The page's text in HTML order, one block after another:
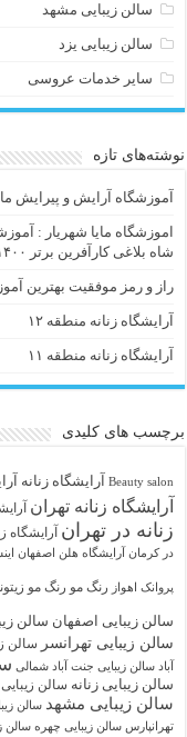
سالن زیبایی مشهد
سالن زیبایی یزد
سایر خدمات عروسی
نوشته‌های تازه
آموزشگاه آرایش و پیرایش
اموزشگاه مایا شهریار :
شاه بلاغی کارآفرین برتر ۱۴۰۰
راز و رمز موفقیت بهترین
آرایشگاه زنانه منطقه ۱۲
آرایشگاه زنانه منطقه ۱۱
برچسب های کلیدی
Beauty salon آرايشگاه زنانه
آرایشگاه زنانه تهران
زنانه در تهران آرایشگاه
در کرمان آرایشگاه هلن اصفهان
پروانک اهواز رنگ مو رنگ مو
سالن زیبایی اصفهان سالن
سالن زیبایی تهرانسر سالن
آباد سالن زیبایی جنت آباد شمالی
سالن زیبایی زنانه سالن
سالن زیبایی مشهد سالن
تهرانپارس سالن زیبایی چهره سالن